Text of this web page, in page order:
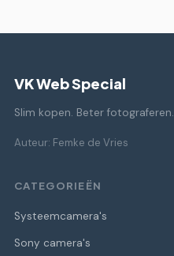
VK Web Special
Slim kopen. Beter fotograferen.
Auteur: Femke de Vries
CATEGORIEËN
Systeemcamera's
Sony camera's